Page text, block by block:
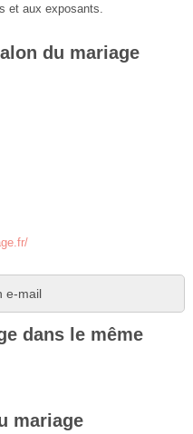
et aux exposants.
du mariage
e-mail
dans le même
mariage